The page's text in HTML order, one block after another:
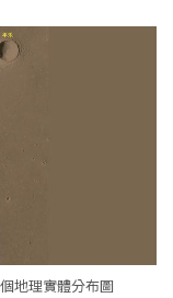
地理實體分布圖